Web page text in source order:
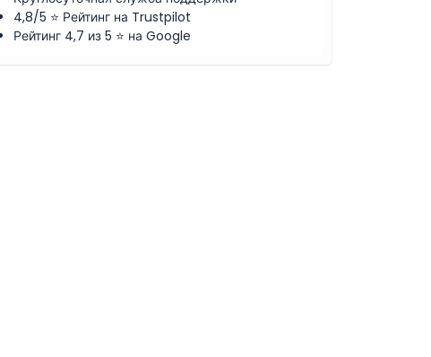
4,8/5 ⭐ Рейтинг на Trustpilot
Рейтинг 4,7 из 5 ⭐ на Google